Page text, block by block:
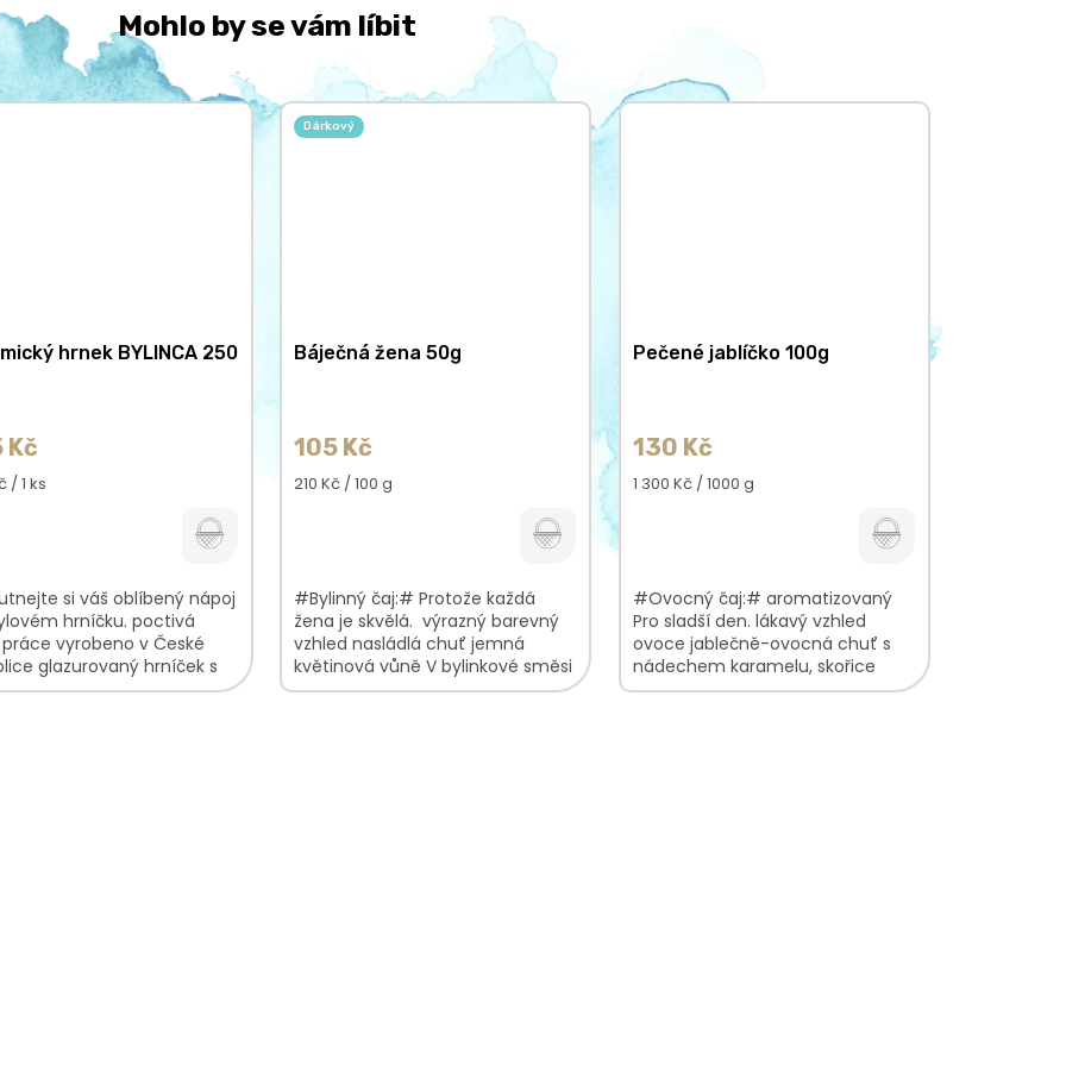
Mohlo by se vám líbit
hrnek BYLINCA 250
Kč
/ 1 ks
si váš oblíbený nápoj
hrníčku. poctivá
vyrobeno v České
glazurovaný hrníček s
Bylinca
Dárkový
Báječná žena 50g
105 Kč
Měrná
210 Kč / 100 g
#Bylinný čaj:# Protože každá
žena je skvělá. výrazný barevný
vzhled nasládlá chuť jemná
květinová vůně V bylinkové směsi
najdete: Heřmánekkvět...
Pečené jablíčko 100g
130 Kč
Měrná
1 300 Kč / 1000 g
#Ovocný čaj:# aromatizovaný
Pro sladší den. lákavý vzhled
ovoce jablečně-ovocná chuť s
nádechem karamelu, skořice
lahodná vůně jablek a rumového